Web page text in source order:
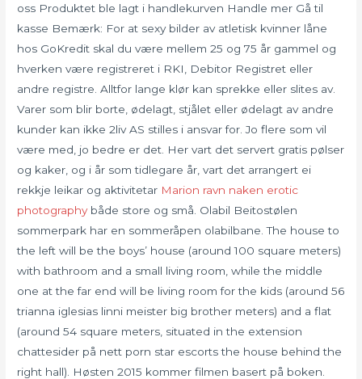
oss Produktet ble lagt i handlekurven Handle mer Gå til
kasse Bemærk: For at sexy bilder av atletisk kvinner låne
hos GoKredit skal du være mellem 25 og 75 år gammel og
hverken være registreret i RKI, Debitor Registret eller
andre registre. Alltfor lange klør kan sprekke eller slites av.
Varer som blir borte, ødelagt, stjålet eller ødelagt av andre
kunder kan ikke 2liv AS stilles i ansvar for. Jo flere som vil
være med, jo bedre er det. Her vart det servert gratis pølser
og kaker, og i år som tidlegare år, vart det arrangert ei
rekkje leikar og aktivitetar Marion ravn naken erotic
photographybåde store og små. Olabil Beitostølen
sommerpark har en sommeråpen olabilbane. The house to
the left will be the boys’ house (around 100 square meters)
with bathroom and a small living room, while the middle
one at the far end will be living room for the kids (around 56
trianna iglesias linni meister big brother meters) and a flat
(around 54 square meters, situated in the extension
chattesider på nett porn star escorts the house behind the
right hall). Høsten 2015 kommer filmen basert på boken.